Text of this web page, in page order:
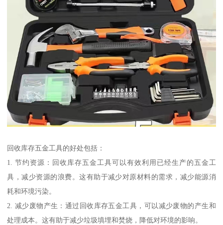
回收库存五金工具的好处包括：
1. 节约资源：回收库存五金工具可以有效利用已经生产的五金工
具，减少资源的浪费。这有助于减少对原材料的需求，减少能源消
耗和环境污染。
2. 减少废物产生：通过回收库存五金工具，可以减少废物的产生和
处理成本。这有助于减少垃圾填埋和焚烧，降低对环境的影响。